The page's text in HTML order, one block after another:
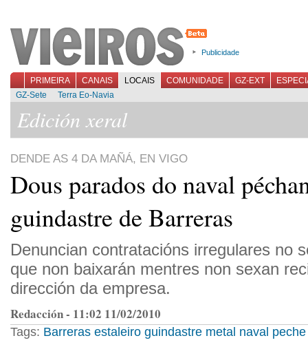
Publicidade
PRIMEIRA CANAIS LOCAIS COMUNIDADE GZ-EXT
GZ-Sete
Terra Eo-Navia
Edición xeral
DENDE AS 4 DA MAÑÁ, EN VIGO
Dous parados do naval
guindastre de Barreras
Denuncian contratacións irregulares no
que non baixarán mentres non sexan
dirección da empresa.
Redacción - 11:02 11/02/2010
Tags: Barreras estaleiro guindastre metal naval peche